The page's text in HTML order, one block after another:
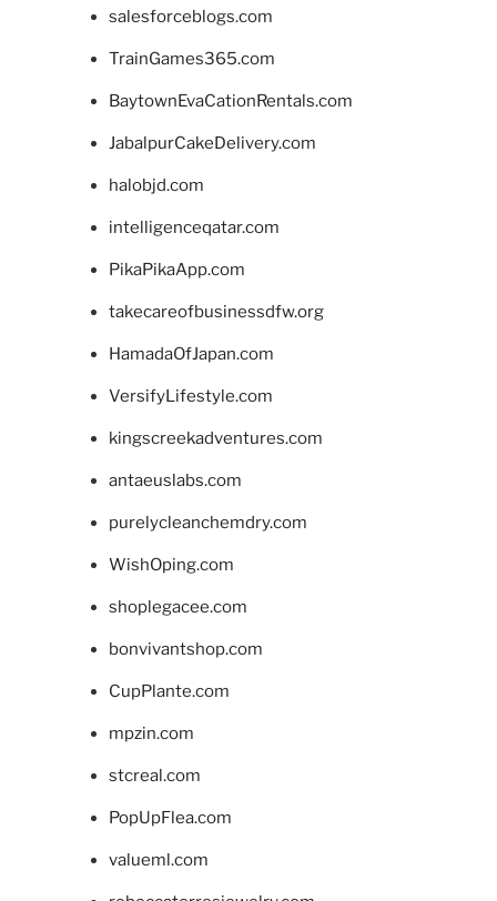
salesforceblogs.com
TrainGames365.com
BaytownEvaCationRentals.com
JabalpurCakeDelivery.com
halobjd.com
intelligenceqatar.com
PikaPikaApp.com
takecareofbusinessdfw.org
HamadaOfJapan.com
VersifyLifestyle.com
kingscreekadventures.com
antaeuslabs.com
purelycleanchemdry.com
WishOping.com
shoplegacee.com
bonvivantshop.com
CupPlante.com
mpzin.com
stcreal.com
PopUpFlea.com
valueml.com